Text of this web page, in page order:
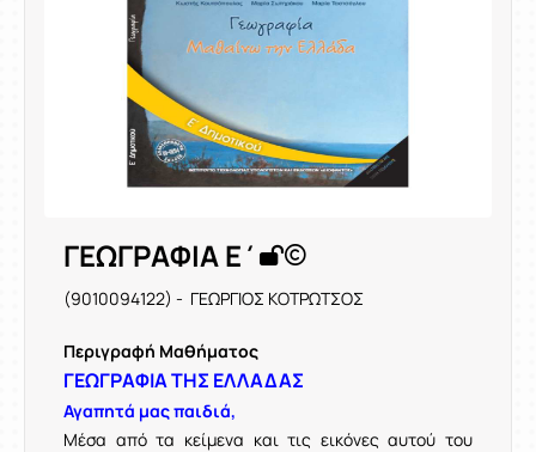
ΓΕΩΓΡΑΦΙΑ Ε΄
(9010094122) - ΓΕΩΡΓΙΟΣ ΚΟΤΡΩΤΣΟΣ
Περιγραφή Μαθήματος
ΓΕΩΓΡΑΦΙΑ ΤΗΣ ΕΛΛΑΔΑΣ
Αγαπητά μας παιδιά,
Μέσα από τα κείμενα και τις εικόνες αυτού του